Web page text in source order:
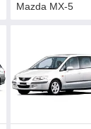
Mazda MX-5